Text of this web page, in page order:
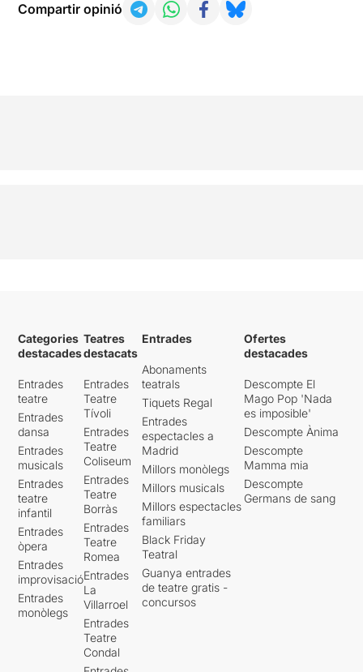
Compartir opinió
Categories
destacades
Entrades
teatre
Entrades
dansa
Entrades
musicals
Entrades
teatre
infantil
Entrades
òpera
Entrades
improvisació
Entrades
monòlegs
Teatres
destacats
Entrades
Teatre
Tívoli
Entrades
Teatre
Coliseum
Entrades
Teatre
Borràs
Entrades
Teatre
Romea
Entrades
La
Villarroel
Entrades
Teatre
Condal
Entrades
Abonaments
teatrals
Tiquets Regal
Entrades
espectacles a
Madrid
Millors monòlegs
Millors musicals
Millors espectacles
familiars
Black Friday
Teatral
Guanya entrades
de teatre gratis -
concursos
Ofertes
destacades
Descompte El
Mago Pop 'Nada
es imposible'
Descompte Ànima
Descompte
Mamma mia
Descompte
Germans de sang